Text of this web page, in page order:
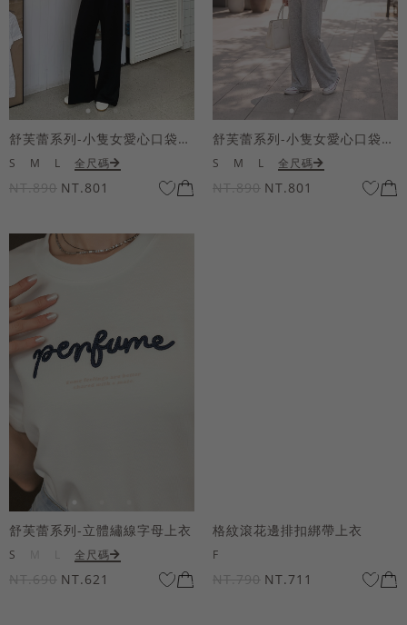
舒芙蕾系列-小隻女愛心口袋寬褲
S M L 全尺碼
NT.890 NT.801
舒芙蕾系列-小隻女愛心口袋寬褲
S M L 全尺碼
NT.890 NT.801
舒芙蕾系列-立體繡線字母上衣
S 全尺碼
NT.690 NT.621
格紋滾花邊排扣綁帶上衣
F
NT.790 NT.711